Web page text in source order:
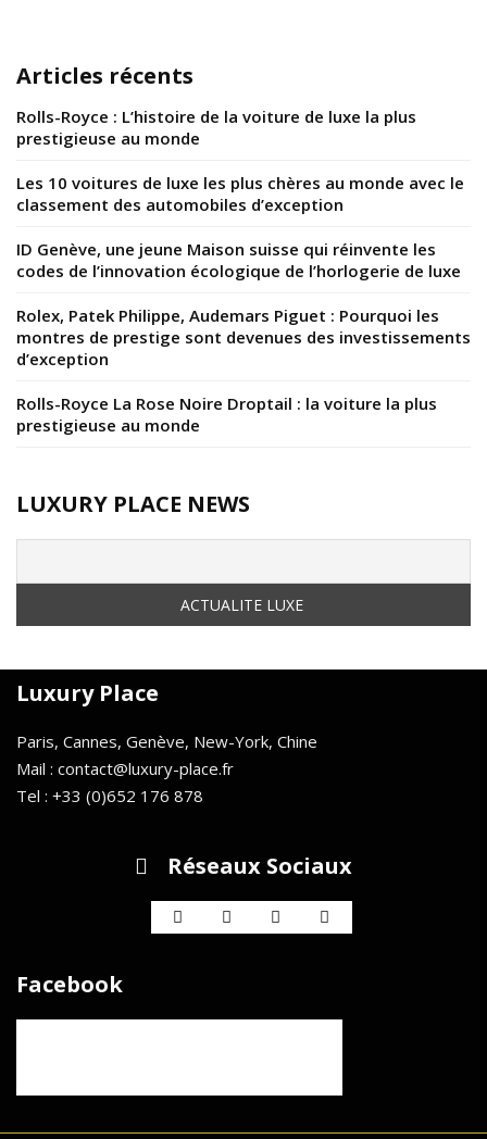
Articles récents
Rolls-Royce : L’histoire de la voiture de luxe la plus
prestigieuse au monde
Les 10 voitures de luxe les plus chères au monde avec le
classement des automobiles d’exception
ID Genève, une jeune Maison suisse qui réinvente les
codes de l’innovation écologique de l’horlogerie de luxe
Rolex, Patek Philippe, Audemars Piguet : Pourquoi les
montres de prestige sont devenues des investissements
d’exception
Rolls-Royce La Rose Noire Droptail : la voiture la plus
prestigieuse au monde
LUXURY PLACE NEWS
Luxury Place
Paris, Cannes, Genève, New-York, Chine
Mail : contact@luxury-place.fr
Tel : +33 (0)652 176 878
Réseaux Sociaux
Facebook